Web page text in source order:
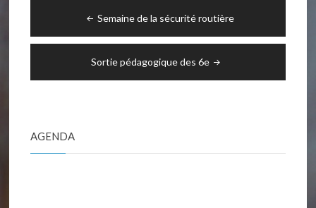
l’article
Semaine de la sécurité routière
Sortie pédagogique des 6e
AGENDA